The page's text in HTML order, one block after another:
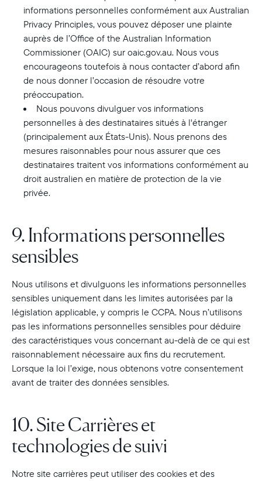
informations personnelles conformément aux Australian
Privacy Principles, vous pouvez déposer une plainte
auprès de l’Office of the Australian Information
Commissioner (OAIC) sur oaic.gov.au. Nous vous
encourageons toutefois à nous contacter d’abord afin
de nous donner l’occasion de résoudre votre
préoccupation.
Nous pouvons divulguer vos informations
personnelles à des destinataires situés à l'étranger
(principalement aux États-Unis). Nous prenons des
mesures raisonnables pour nous assurer que ces
destinataires traitent vos informations conformément au
droit australien en matière de protection de la vie
privée.
9. Informations personnelles
sensibles
Nous utilisons et divulguons les informations personnelles
sensibles uniquement dans les limites autorisées par la
législation applicable, y compris le CCPA. Nous n’utilisons
pas les informations personnelles sensibles pour déduire
des caractéristiques vous concernant au-delà de ce qui est
raisonnablement nécessaire aux fins du recrutement.
Lorsque la loi l’exige, nous obtenons votre consentement
avant de traiter des données sensibles.
10. Site Carrières et
technologies de suivi
Notre site carrières peut utiliser des cookies et des